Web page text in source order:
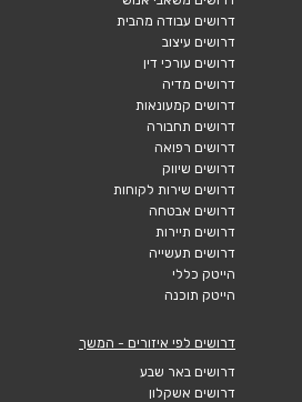
דרושים עבודה מהבית
דרושים עיצוב
דרושים עורכי דין
דרושים מדיה
דרושים קמעונאות
דרושים תחבורה
דרושים רפואה
דרושים שיווק
דרושים שירות לקוחות
דרושים אבטחה
דרושים תיירות
דרושים תעשייה
הייטק כללי
הייטק תוכנה
דרושים לפי איזורים - המשך
דרושים באר שבע
דרושים אשקלון